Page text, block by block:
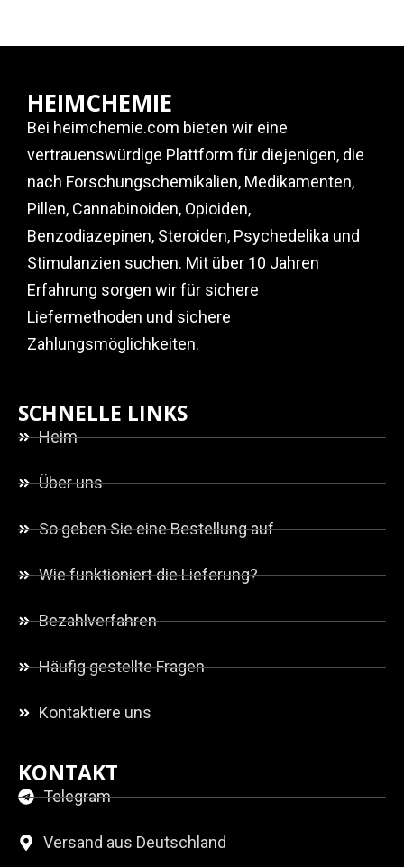
HEIMCHEMIE
Bei heimchemie.com bieten wir eine
vertrauenswürdige Plattform für diejenigen, die
nach Forschungschemikalien, Medikamenten,
Pillen, Cannabinoiden, Opioiden,
Benzodiazepinen, Steroiden, Psychedelika und
Stimulanzien suchen. Mit über 10 Jahren
Erfahrung sorgen wir für sichere
Liefermethoden und sichere
Zahlungsmöglichkeiten.
SCHNELLE LINKS
Heim
Über uns
So geben Sie eine Bestellung auf
Wie funktioniert die Lieferung?
Bezahlverfahren
Häufig gestellte Fragen
Kontaktiere uns
KONTAKT
Telegram
Versand aus Deutschland